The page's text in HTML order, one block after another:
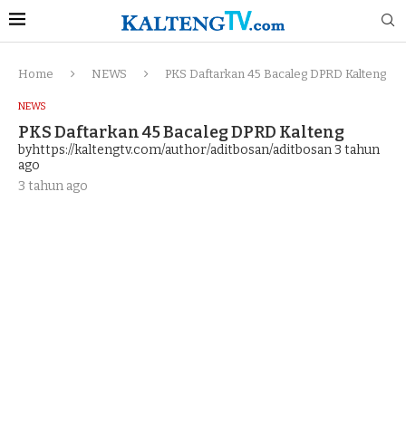
Home NEWS PKS Daftarkan 45 Bacaleg DPRD Kalteng
NEWS
PKS Daftarkan 45 Bacaleg DPRD Kalteng
byhttps://kaltengtv.com/author/aditbosan/aditbosan3 tahun
ago
3 tahun ago